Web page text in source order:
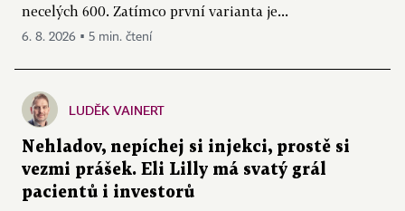
necelých 600. Zatímco první varianta je...
6. 8. 2026 ▪ 5 min. čtení
LUDĚK VAINERT
Nehladov, nepíchej si injekci, prostě si
vezmi prášek. Eli Lilly má svatý grál
pacientů i investorů